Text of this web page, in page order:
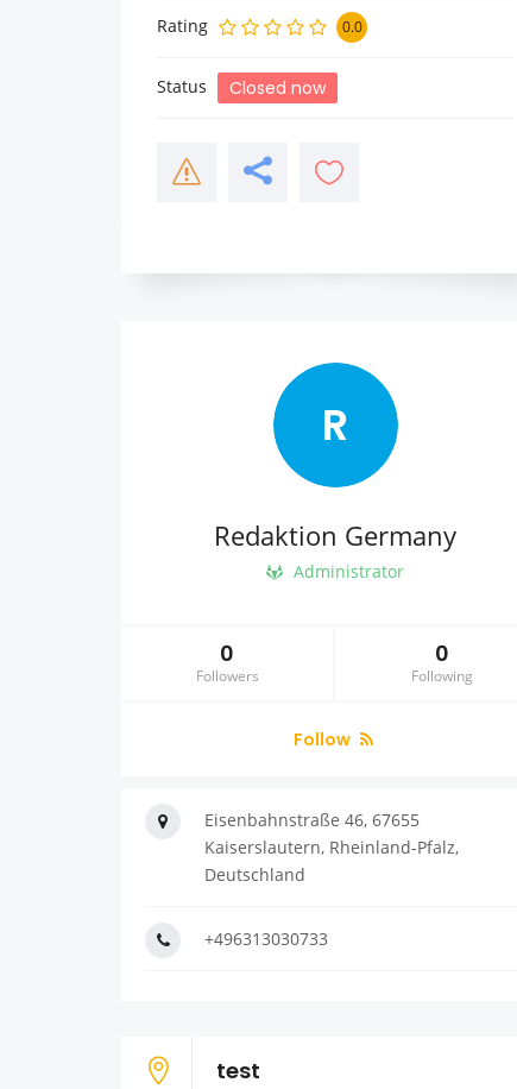
Rating 0.0
Status Closed now
R
Redaktion Germany
Administrator
0
Followers
0
Following
Follow
Eisenbahnstraße 46, 67655
Kaiserslautern, Rheinland-Pfalz,
Deutschland
+496313030733
test